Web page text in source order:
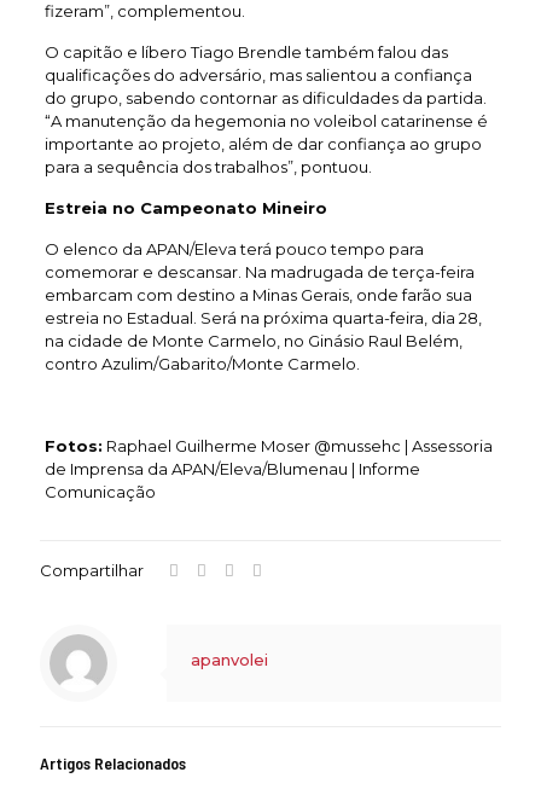
fizeram”, complementou.
O capitão e líbero Tiago Brendle também falou das
qualificações do adversário, mas salientou a confiança
do grupo, sabendo contornar as dificuldades da partida.
“A manutenção da hegemonia no voleibol catarinense é
importante ao projeto, além de dar confiança ao grupo
para a sequência dos trabalhos”, pontuou.
Estreia no Campeonato Mineiro
O elenco da APAN/Eleva terá pouco tempo para
comemorar e descansar. Na madrugada de terça-feira
embarcam com destino a Minas Gerais, onde farão sua
estreia no Estadual. Será na próxima quarta-feira, dia 28,
na cidade de Monte Carmelo, no Ginásio Raul Belém,
contro Azulim/Gabarito/Monte Carmelo.
Fotos: Raphael Guilherme Moser @mussehc | Assessoria
de Imprensa da APAN/Eleva/Blumenau | Informe
Comunicação
Compartilhar
apanvolei
Artigos Relacionados